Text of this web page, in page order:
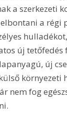
a szerkezeti
a régi
új tetőfedés
új
környezeti
nem fog